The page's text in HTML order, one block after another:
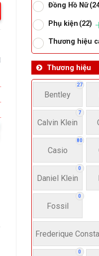
Đồng Hồ Nữ
Phụ kiện (22)
Thương hiệu
Thương hiệu
27
Bentley
7
Calvin Klein
80
Casio
0
Daniel Klein
0
Fossil
Frederique
0